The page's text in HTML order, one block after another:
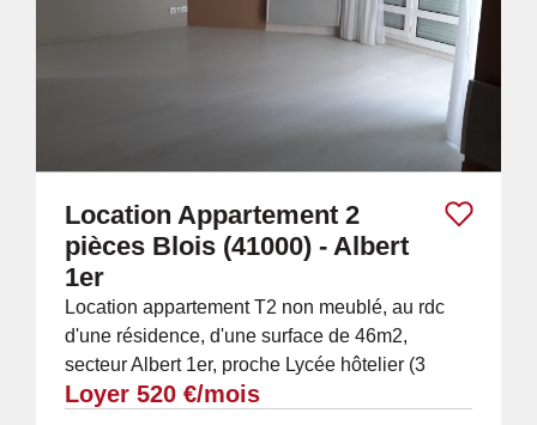
Location Appartement 2
pièces Blois (41000) - Albert
1er
Location appartement T2 non meublé, au rdc
d'une résidence, d'une surface de 46m2,
secteur Albert 1er, proche Lycée hôtelier (3
minutes à pied), comprenant : - 1 entrée avec...
Loyer 520 €/mois